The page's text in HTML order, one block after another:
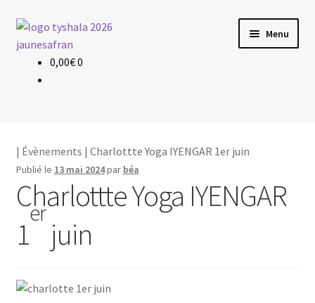
Aller
à
navigation
Aller
au
contenu
Menu
Évènements
Les profs
Le yoga
0,00€0
| Évènements | Charlottte Yoga IYENGAR 1er juin
Publié le 13 mai 2024par béa
Charlottte Yoga IYENGAR
1
er
juin